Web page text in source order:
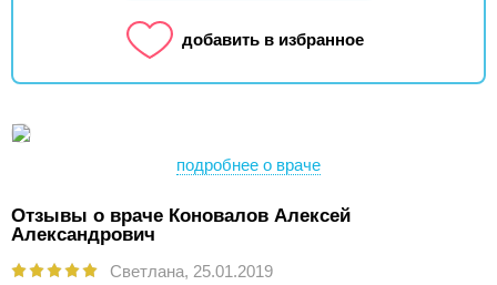
добавить в избранное
подробнее о враче
Отзывы о враче Коновалов Алексей
Александрович
Светлана, 25.01.2019